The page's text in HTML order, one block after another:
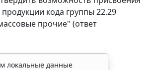
кода группы 22.29
прочие" (ответ
локальные данные